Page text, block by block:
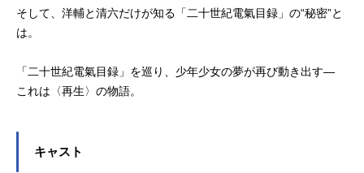
そして、洋輔と清六だけが知る「二十世紀電氣目録」の“秘密”と
は。
「二十世紀電氣目録」を巡り、少年少女の夢が再び動き出す―
これは〈再生〉の物語。
キャスト